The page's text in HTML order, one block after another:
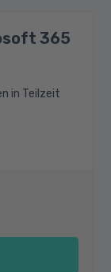
365
in Teilzeit